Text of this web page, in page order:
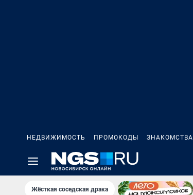
НЕДВИЖИМОСТЬ ПРОМОКОДЫ ЗНАКОМСТВА
Жёсткая соседская драка